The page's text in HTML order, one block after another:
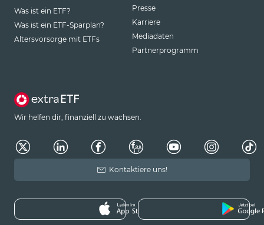
Was ist ein ETF?
Was ist ein ETF-Sparplan?
Altersvorsorge mit ETFs
Presse
Karriere
Mediadaten
Partnerprogramm
Wir helfen dir, finanziell zu wachsen.
Kontaktiere uns!